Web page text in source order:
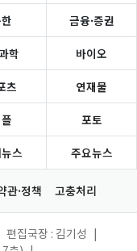
금융·증권
학 바이오
츠 연재물
포토
스 주요뉴스
관·정책 고충처리
편집국장 : 김기성